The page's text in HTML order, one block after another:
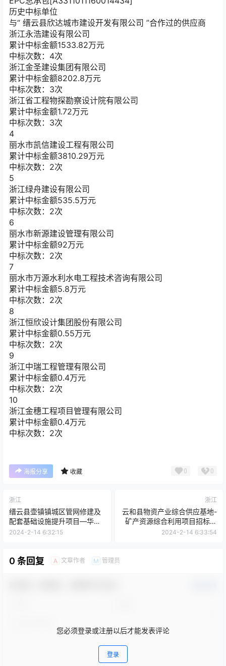
历史中标单位
与“ 缙云县欣达城市建设开发有限公司 ”合作过的供应商
浙江永浩建设有限公司
累计中标金额1533.82万元
中标次数：4次
浙江金圣建设集团有限公司
累计中标金额8202.8万元
中标次数：3次
浙江省工程物探勘察设计院有限公司
累计中标金额1.72万元
中标次数：3次
4
丽水市凯信建设工程有限公司
累计中标金额3810.29万元
中标次数：2次
5
浙江绿舟建设有限公司
累计中标金额535.5万元
中标次数：2次
6
丽水市新源建设管理有限公司
累计中标金额92万元
中标次数：2次
7
丽水市万源水利水电工程技术咨询有限公司
累计中标金额5.8万元
中标次数：2次
8
浙江恒欣设计集团股份有限公司
累计中标金额0.55万元
中标次数：2次
9
浙江中瑞工程管理有限公司
累计中标金额0.4万元
中标次数：2次
10
浙江金穗工程项目管理有限公司
累计中标金额0.4万元
中标次数：2次
海报分享 收藏 0 0
浙江
缙云县壶镇镇城区管网修建及
配套基础设施提升项目—华强
路北延伸工程EPC总承包招标
1]
2024-2-14 6:32:15
浙江
云和县物资产业综合供应基地-
矿产资源综合利用项目招标公
告
2024-2-14 6:33:54
0 条回复 A 文章作者 M 管理员
您必须登录或注册以后才能发表评论
登录